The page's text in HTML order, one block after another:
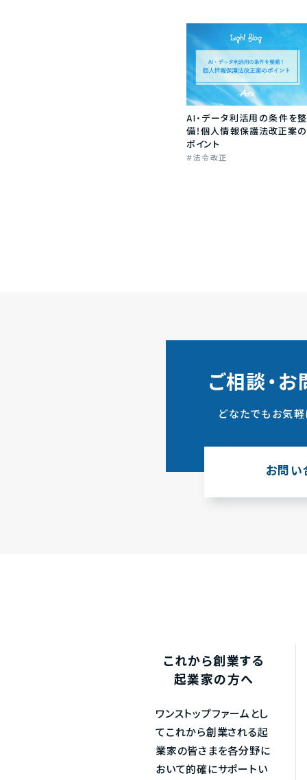
AI・データ利活用の条件を整
備！個人情報保護法改正案の
ポイント
法令改正
ご相談・
どなたでもお気
お問
これから創業する
起業家の方へ
ワンストップファームとし
てこれから創業される起
業家の皆さまを各分野に
おいて的確にサポートい